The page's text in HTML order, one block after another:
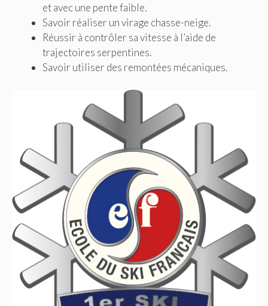
et avec une pente faible.
Savoir réaliser un virage chasse-neige.
Réussir à contrôler sa vitesse à l’aide de
trajectoires serpentines.
Savoir utiliser des remontées mécaniques.